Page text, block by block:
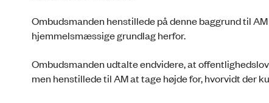
Ombudsmanden henstillede på denne baggrund til
hjemmelsmæssige grundlag herfor.
Ombudsmanden udtalte endvidere, at
men henstillede til AM at tage højde for, hvorvidt der